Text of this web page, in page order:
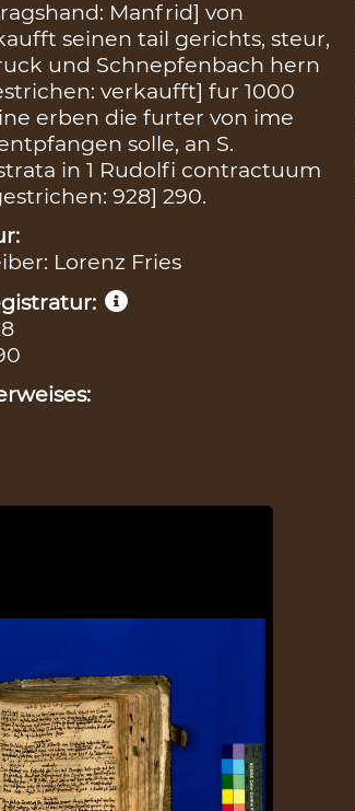
Manfrid] von
seinen tail gerichts, steur,
und Schnepfenbach hern
verkaufft] fur 1000
erben die furter von ime
solle, an S.
in 1 Rudolfi contractuum
928] 290.
Lorenz Fries